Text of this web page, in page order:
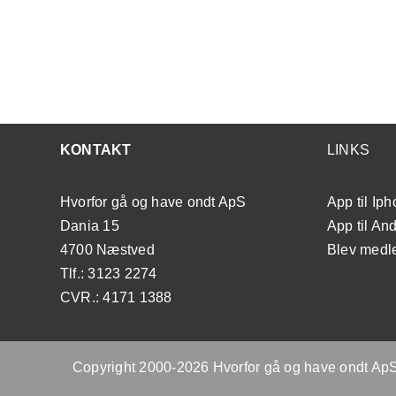
KONTAKT
Hvorfor gå og have ondt ApS
Dania 15
4700 Næstved
Tlf.: 3123 2274
CVR.: 4171 1388
LINKS
App til
App til
Blev
Copyright 2000-2026 Hvorfor gå og have ondt